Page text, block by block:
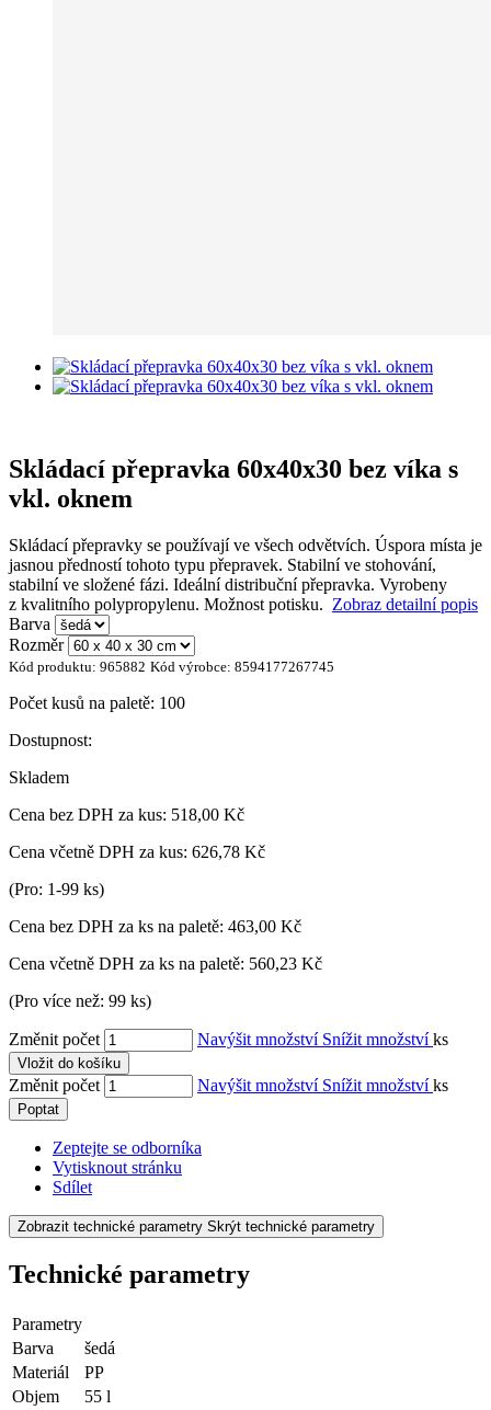
Skládací přepravka 60x40x30 bez víka s
vkl. oknem
Skládací přepravky se používají ve všech odvětvích. Úspora místa je
jasnou předností tohoto typu přepravek. Stabilní ve stohování,
stabilní ve složené fázi. Ideální distribuční přepravka. Vyrobeny
z kvalitního polypropylenu. Možnost potisku. Zobraz detailní popis
Barva
Rozměr
Kód produktu: 965882 Kód výrobce: 8594177267745
Počet kusů na paletě: 100
Dostupnost:
Skladem
Cena bez DPH za kus: 518,00 Kč
Cena včetně DPH za kus: 626,78 Kč
(Pro: 1-99 ks)
Cena bez DPH za ks na paletě: 463,00 Kč
Cena včetně DPH za ks na paletě: 560,23 Kč
(Pro více než: 99 ks)
Změnit počet Navýšit množství Snížit množstvíks
Vložit do košíku
Změnit počet Navýšit množství Snížit množstvíks
Poptat
Zeptejte se odborníka
Vytisknout stránku
Sdílet
Zobrazit technické parametry Skrýt technické parametry
Technické parametry
Parametry
Barva
šedá
Materiál
PP
Objem
55 l